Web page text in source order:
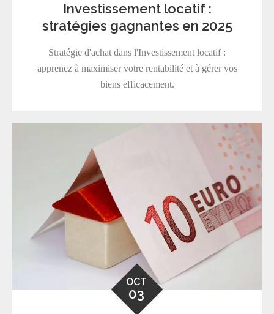
Investissement locatif :
stratégies gagnantes en 2025
Stratégie d'achat dans l'Investissement locatif :
apprenez à maximiser votre rentabilité et à gérer vos
biens efficacement.
OCT
03